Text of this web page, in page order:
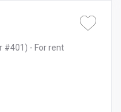
#401) - For rent